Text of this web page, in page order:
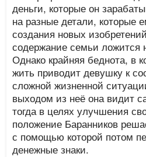
деньги, которые он
на разные детали, которые
создания новых
содержание семьи ложится
Однако крайняя беднота, в
жить приводит девушку к
сложной жизненной
выходом из неё она видит
тогда в целях улучшения
положение Баранников
с помощью которой потом
денежные знаки.